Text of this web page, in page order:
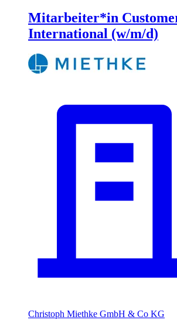
Mitarbeiter*in
International (w/m/d)
Christoph Miethke GmbH & Co KG